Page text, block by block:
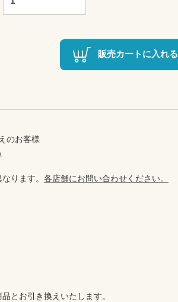
販売カートに入れる
のお客様
ります。 各店舗にお問い合わせください。
とお引き換えいたします。